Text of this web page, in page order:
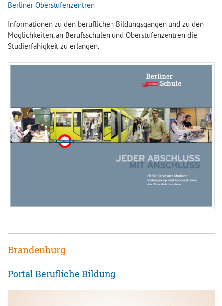
Berliner Oberstufenzentren
Informationen zu den beruflichen Bildungsgängen und zu den
Möglichkeiten, an Berufsschulen und Oberstufenzentren die
Studierfähigkeit zu erlangen.
Brandenburg
Portal Berufliche Bildung